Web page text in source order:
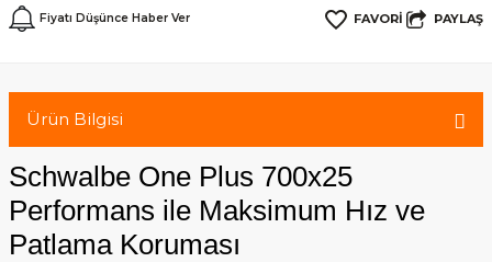
Fiyatı Düşünce Haber Ver PAYLAŞ
Ürün Bilgisi
Schwalbe One Plus 700x25
Performans ile Maksimum Hız ve
Patlama Koruması